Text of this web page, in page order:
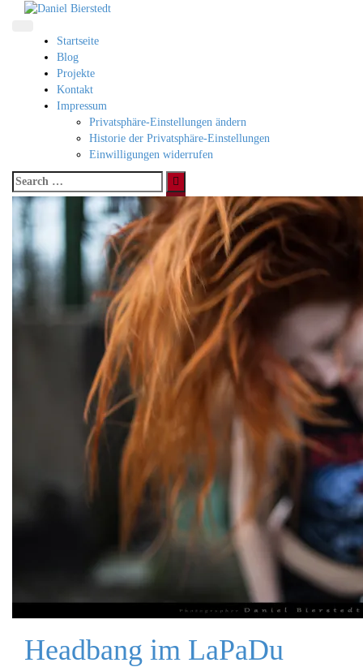
Direkt
Startseite
Blog
Projekte
Kontakt
Impressum
Privatsphäre-Einstellungen ändern
Historie der Privatsphäre-Einstellungen
Einwilligungen widerrufen
Search
for:
Headbang im LaPaDu